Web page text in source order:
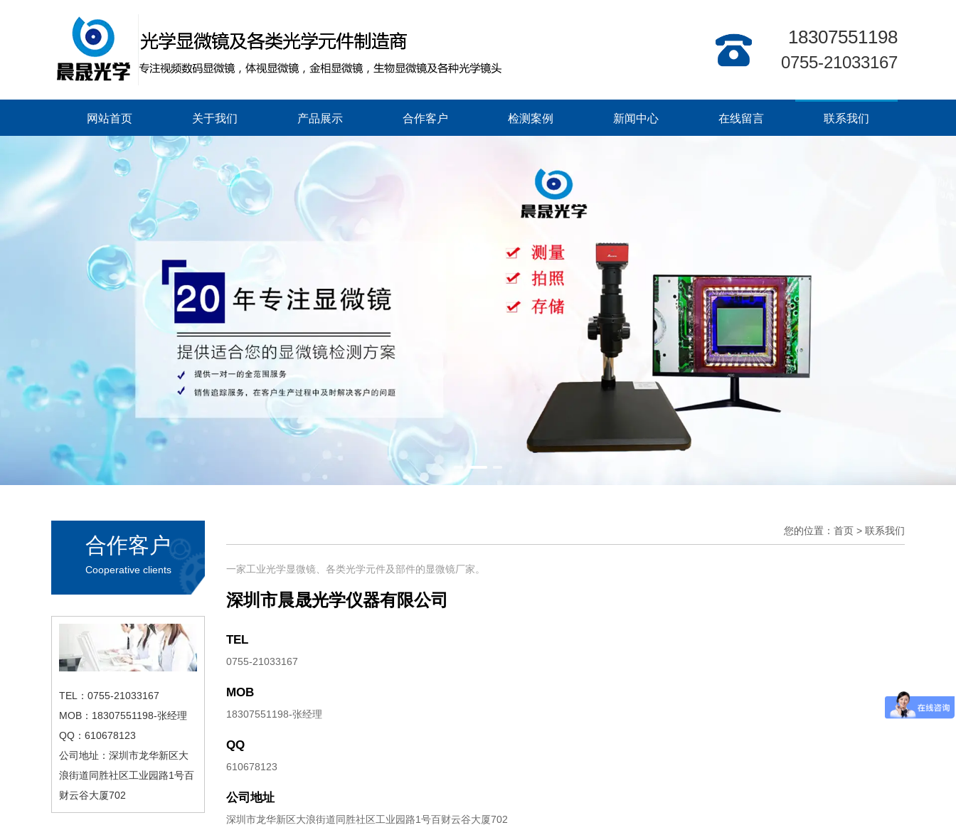
18307551198
0755-21033167
网站首页 关于我们 产品展示 合作客户 检测案例 新闻中心 在线留言 联系我们
合作客户
Cooperative clients
TEL：0755-21033167
MOB：18307551198-张经理
QQ：610678123
公司地址：深圳市龙华新区大
浪街道同胜社区工业园路1号百
财云谷大厦702
您的位置：首页 > 联系我们
一家工业光学显微镜、各类光学元件及部件的显微镜厂家。
深圳市晨晟光学仪器有限公司
TEL
0755-21033167
MOB
18307551198-张经理
QQ
610678123
公司地址
深圳市龙华新区大浪街道同胜社区工业园路1号百财云谷大厦702